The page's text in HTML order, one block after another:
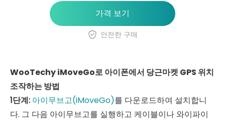
가격 보기
안전한 구매
WooTechy iMoveGo로 아이폰에서 당근마켓 GPS 위치
조작하는 방법
1단계: 아이무브고(iMoveGo)를 다운로드하여 설치합니
다. 그 다음 아이무브고를 실행하고 케이블이나 와이파이